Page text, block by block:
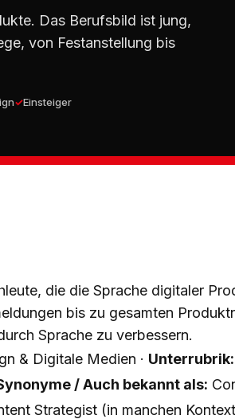
Das Berufsbild ist jung,
von Festanstellung bis
Einsteiger
die die Sprache digitaler
bis zu gesamten
Sprache zu verbessern.
& Digitale Medien · Unterrubrik:
/ Auch bekannt als:
Strategist (in manchen